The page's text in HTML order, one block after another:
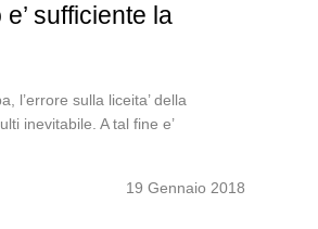
sufficiente la
l’errore sulla liceita’ della
inevitabile. A tal fine e’
19 Gennaio 2018